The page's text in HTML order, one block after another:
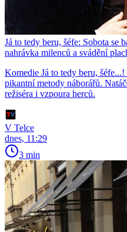
Já to tedy beru, šéfe: Sobota se
nahrávka milenců a svádění
Komedie Já to tedy beru,
pikantní metody náborářů.
režiséra i vzpoura herců.
V Telce
dnes, 11:29
3 min